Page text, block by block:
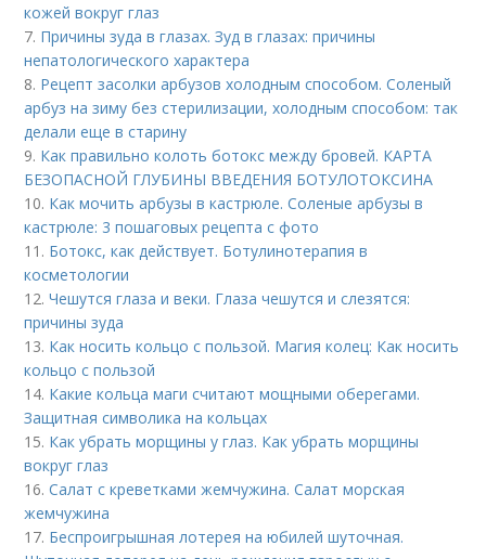
кожей вокруг глаз
7. Причины зуда в глазах. Зуд в глазах: причины
непатологического характера
8. Рецепт засолки арбузов холодным способом. Соленый
арбуз на зиму без стерилизации, холодным способом: так
делали еще в старину
9. Как правильно колоть ботокс между бровей. КАРТА
БЕЗОПАСНОЙ ГЛУБИНЫ ВВЕДЕНИЯ БОТУЛОТОКСИНА
10. Как мочить арбузы в кастрюле. Соленые арбузы в
кастрюле: 3 пошаговых рецепта с фото
11. Ботокс, как действует. Ботулинотерапия в
косметологии
12.Чешутся глаза и веки. Глаза чешутся и слезятся:
причины зуда
13. Как носить кольцо с пользой. Магия колец: Как носить
кольцо с пользой
14. Какие кольца маги считают мощными оберегами.
Защитная символика на кольцах
15. Как убрать морщины у глаз. Как убрать морщины
вокруг глаз
16.Салат с креветками жемчужина. Салат морская
жемчужина
17. Беспроигрышная лотерея на юбилей шуточная.